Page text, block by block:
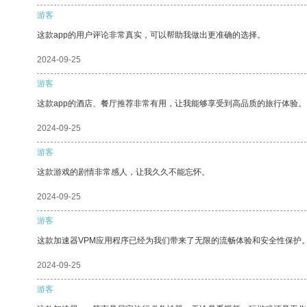
游客
这款app的用户评论非常真实，可以帮助我做出更准确的选择。
2024-09-25
游客
这款app的酒店、餐厅推荐非常有用，让我能够享受到高品质的旅行体验。
2024-09-25
游客
这款游戏的剧情非常感人，让我久久不能忘怀。
2024-09-25
游客
这款加速器VPM应用程序已经为我们带来了无限的流畅体验和安全性保护
2024-09-25
游客